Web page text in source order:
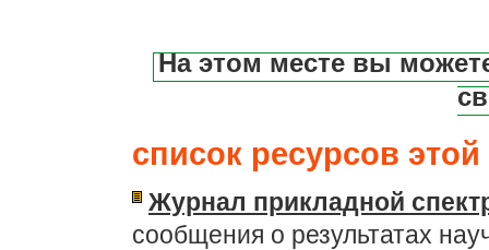
На этом месте вы
список ресурсов этой
Журнал прикладной
сообщения о результатах